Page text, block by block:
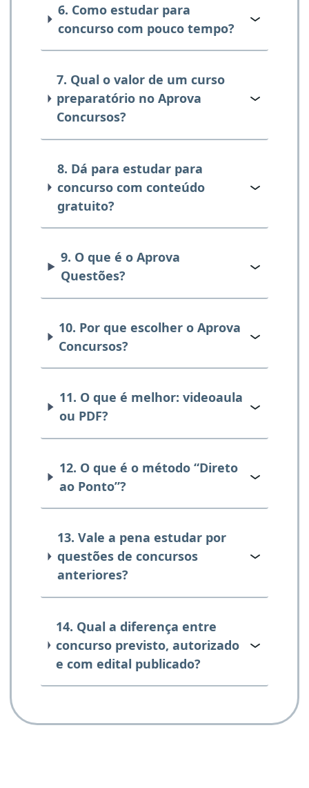
6. Como estudar para
concurso com pouco tempo?
7. Qual o valor de um curso
preparatório no Aprova
Concursos?
8. Dá para estudar para
concurso com conteúdo
gratuito?
9. O que é o Aprova
Questões?
10. Por que escolher o Aprova
Concursos?
11. O que é melhor: videoaula
ou PDF?
12. O que é o método “Direto
ao Ponto”?
13. Vale a pena estudar por
questões de concursos
anteriores?
14. Qual a diferença entre
concurso previsto, autorizado
e com edital publicado?